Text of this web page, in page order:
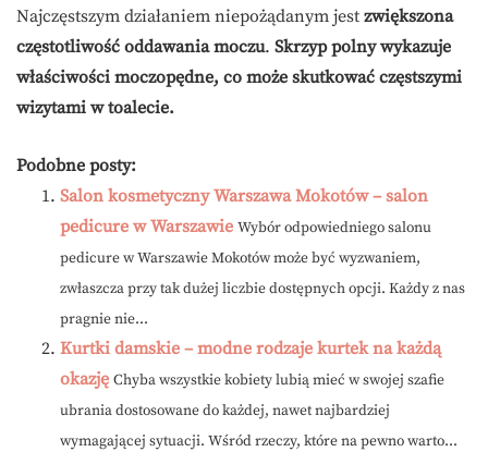
Najczęstszym działaniem niepożądanym jest zwiększona
częstotliwość oddawania moczu. Skrzyp polny wykazuje
właściwości moczopędne, co może skutkować częstszymi
wizytami w toalecie.
Podobne posty:
Salon kosmetyczny Warszawa Mokotów – salon
pedicure w Warszawie Wybór odpowiedniego salonu
pedicure w Warszawie Mokotów może być wyzwaniem,
zwłaszcza przy tak dużej liczbie dostępnych opcji. Każdy z nas
pragnie nie...
Kurtki damskie – modne rodzaje kurtek na każdą
okazję Chyba wszystkie kobiety lubią mieć w swojej szafie
ubrania dostosowane do każdej, nawet najbardziej
wymagającej sytuacji. Wśród rzeczy, które na pewno warto...